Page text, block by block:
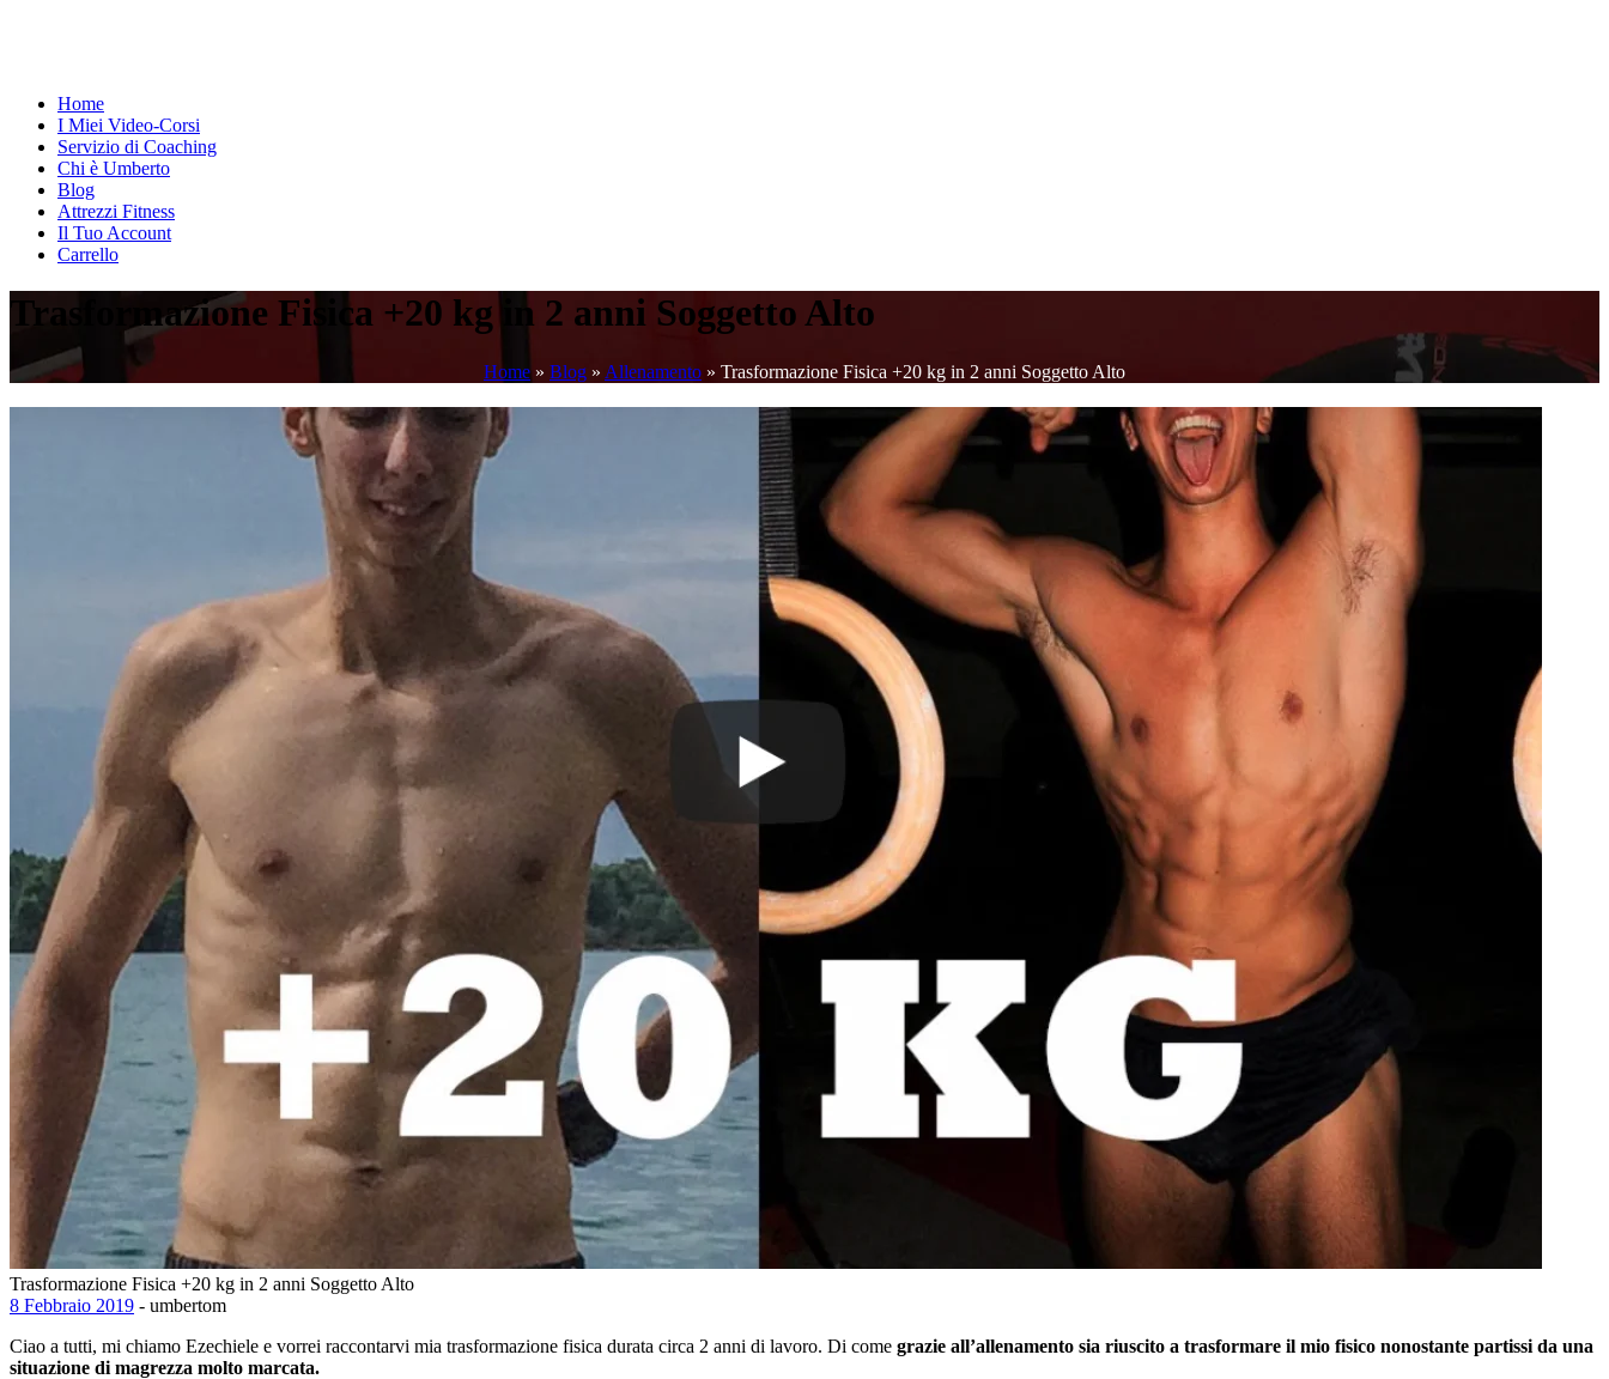
Home
I Miei Video-Corsi
Servizio di Coaching
Chi è Umberto
Blog
Attrezzi Fitness
Il Tuo Account
Carrello
Trasformazione Fisica +20 kg in 2 anni Soggetto Alto
Home » Blog » Allenamento » Trasformazione Fisica +20 kg in 2 anni Soggetto Alto
Trasformazione Fisica +20 kg in 2 anni Soggetto Alto
8 Febbraio 2019 - umbertom
Ciao a tutti, mi chiamo Ezechiele e vorrei raccontarvi mia trasformazione fisica durata circa 2 anni di lavoro. Di come grazie all’allenamento sia riuscito a trasformare il mio fisico nonostante partissi da una
situazione di magrezza molto marcata.